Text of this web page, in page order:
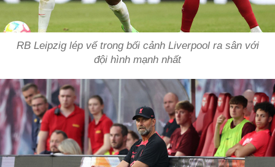
RB Leipzig lép vế trong bối cảnh Liverpool ra sân với
đội hình mạnh nhất